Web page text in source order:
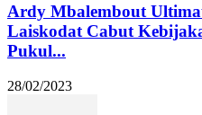
Ardy Mbalembout
Laiskodat Cabut
Pukul...
28/02/2023